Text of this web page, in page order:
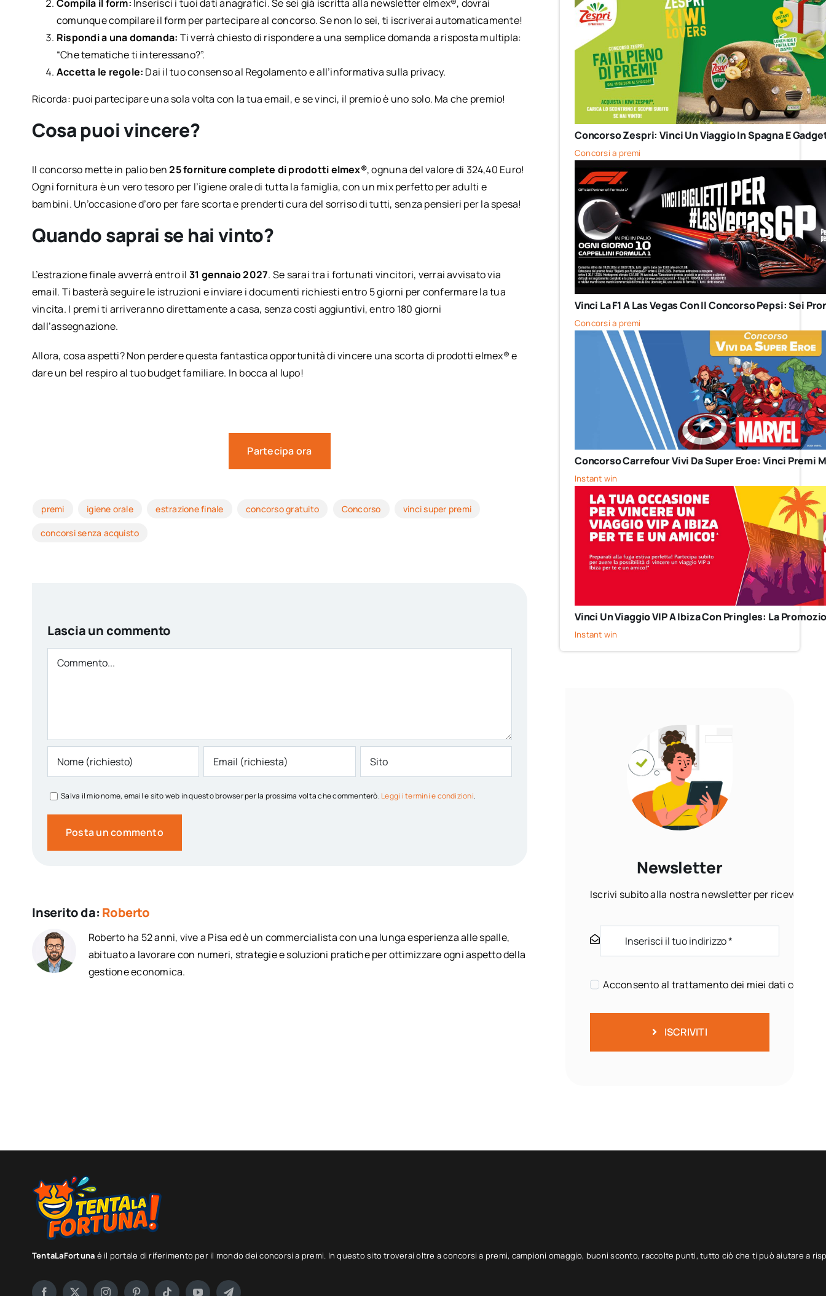
Compila il form: Inserisci i tuoi dati anagrafici. Se sei già iscritta alla newsletter elmex®, dovrai
comunque compilare il form per partecipare al concorso. Se non lo sei, ti iscriverai automaticamente!
Rispondi a una domanda: Ti verrà chiesto di rispondere a una semplice domanda a risposta multipla:
“Che tematiche ti interessano?”.
Accetta le regole: Dai il tuo consenso al Regolamento e all’informativa sulla privacy.
Ricorda: puoi partecipare una sola volta con la tua email, e se vinci, il premio è uno solo. Ma che premio!
Cosa puoi vincere?
Il concorso mette in palio ben25 forniture complete di prodotti elmex®, ognuna del valore di 324,40 Euro!
Ogni fornitura è un vero tesoro per l’igiene orale di tutta la famiglia, con un mix perfetto per adulti e
bambini. Un’occasione d’oro per fare scorta e prenderti cura del sorriso di tutti, senza pensieri per la spesa!
Quando saprai se hai vinto?
L’estrazione finale avverrà entro il 31 gennaio 2027. Se sarai tra i fortunati vincitori, verrai avvisato via
email. Ti basterà seguire le istruzioni e inviare i documenti richiesti entro 5 giorni per confermare la tua
vincita. I premi ti arriveranno direttamente a casa, senza costi aggiuntivi, entro 180 giorni
dall’assegnazione.
Allora, cosa aspetti? Non perdere questa fantastica opportunità di vincere una scorta di prodotti elmex® e
dare un bel respiro al tuo budget familiare. In bocca al lupo!
Partecipa ora
premi igiene orale estrazione finale concorso gratuito Concorso vinci super premi
concorsi senza acquisto
Lascia un commento
Comment
Salva il mio nome, email e sito web in questo browser per la prossima volta che commenterò. Leggi i termini e condizioni.
Inserito da: Roberto
Roberto ha 52 anni, vive a Pisa ed è un commercialista con una lunga esperienza alle spalle,
abituato a lavorare con numeri, strategie e soluzioni pratiche per ottimizzare ogni aspetto della
gestione economica.
Concorso Zespri: Vinci Un Viaggio In Spagna E
Concorsi a premi
Vinci La F1 A Las Vegas Con Il Concorso Pepsi: Sei
Concorsi a premi
Concorso Carrefour Vivi Da Super Eroe: Vinci Premi
Instant win
Vinci Un Viaggio VIP A Ibiza Con Pringles: La
Instant win
Newsletter
Iscrivi subito alla nostra newsletter per ricevere
Acconsento al trattamento dei miei dati come
ISCRIVITI
TentaLaFortuna è il portale di riferimento per il mondo dei concorsi a premi. In questo sito troverai oltre a concorsi a premi, campioni omaggio, buoni sconto, raccolte punti, tutto ciò che ti può aiutare a